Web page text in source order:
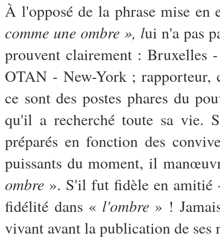
À l'opposé de la phrase mise
comme une ombre », lui n'a pas
prouvent clairement : Bruxelles
OTAN - New-York ; rapporteur,
ce sont des postes phares du
qu'il a recherché toute sa vie.
préparés en fonction des
puissants du moment, il
ombre ». S'il fut fidèle en amitié
fidélité dans « l'ombre » !
vivant avant la publication de ses